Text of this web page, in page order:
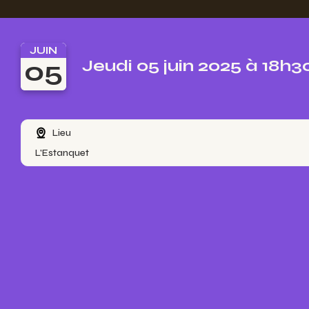
JUIN
05 Jeudi 05 juin 2025 à
Lieu
L'Estanquet